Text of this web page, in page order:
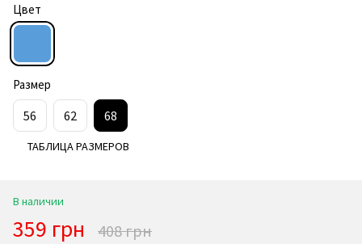
Цвет
Размер
56 62 68
ТАБЛИЦА РАЗМЕРОВ
В наличии
359 грн 408 грн